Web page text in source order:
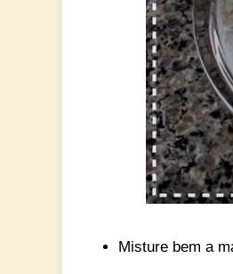
Misture bem a